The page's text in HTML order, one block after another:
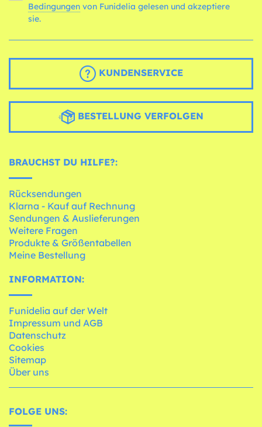
Bedingungen
sie.
KUNDENSERVICE
BESTELLUNG VERFOLGEN
BRAUCHST DU HILFE?:
Rücksendungen
Klarna - Kauf auf Rechnung
Sendungen & Auslieferungen
Weitere Fragen
Produkte & Größentabellen
Meine Bestellung
INFORMATION:
Funidelia auf der Welt
Impressum und AGB
Datenschutz
Cookies
Sitemap
Über uns
FOLGE UNS: